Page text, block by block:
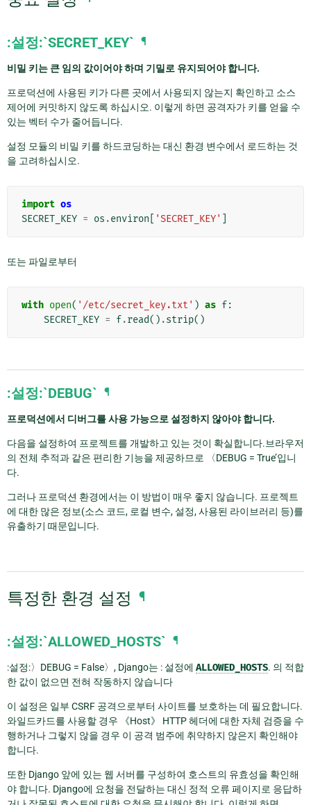
:설정:`SECRET_KEY` ¶
비밀 키는 큰 임의 값이어야 하며 기밀로 유지되어야 합니다.
프로덕션에 사용된 키가 다른 곳에서 사용되지 않는지 확인하고 소스
제어에 커밋하지 않도록 하십시오. 이렇게 하면 공격자가 키를 얻을 수
있는 벡터 수가 줄어듭니다.
설정 모듈의 비밀 키를 하드코딩하는 대신 환경 변수에서 로드하는 것
을 고려하십시오.
import os
SECRET_KEY = os .environ 'SECRET_KEY'
또는 파일로부터
with open( '/etc/secret_key.txt' ) as f:
SECRET_KEY = f.read() .strip()
:설정:`DEBUG` ¶
프로덕션에서 디버그를 사용 가능으로 설정하지 않아야 합니다.
다음을 설정하여 프로젝트를 개발하고 있는 것이 확실합니다.브라우저
의 전체 추적과 같은 편리한 기능을 제공하므로 〈DEBUG = True’입니
다.
그러나 프로덕션 환경에서는 이 방법이 매우 좋지 않습니다. 프로젝트
에 대한 많은 정보(소스 코드, 로컬 변수, 설정, 사용된 라이브러리 등)를
유출하기 때문입니다.
특정한 환경 설정 ¶
:설정:`ALLOWED_HOSTS` ¶
:설정:〉DEBUG = False〉, Django는 : 설정에 ALLOWED_HOSTS. 의 적합
한 값이 없으면 전혀 작동하지 않습니다
이 설정은 일부 CSRF 공격으로부터 사이트를 보호하는 데 필요합니다.
와일드카드를 사용할 경우 《Host》 HTTP 헤더에 대한 자체 검증을 수
행하거나 그렇지 않을 경우 이 공격 범주에 취약하지 않은지 확인해야
합니다.
또한 Django 앞에 있는 웹 서버를 구성하여 호스트의 유효성을 확인해
야 합니다. Django에 요청을 전달하는 대신 정적 오류 페이지로 응답하